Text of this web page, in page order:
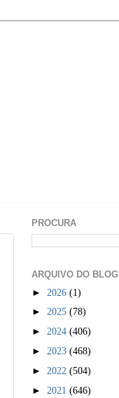
PROCURA
ARQUIVO DO BLOG
► 2026 (1)
► 2025 (78)
► 2024 (406)
► 2023 (468)
► 2022 (504)
► 2021 (646)